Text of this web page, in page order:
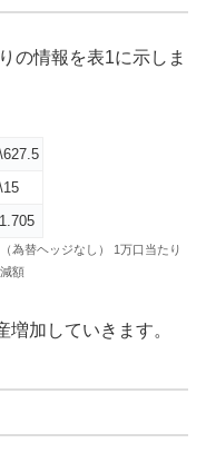
の情報を表1に示しま
\627.5
\15
1.705
為替ヘッジなし） 1万口当たり
額
加していきます。